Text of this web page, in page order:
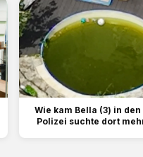
Wie kam Bella (3) in den
Polizei suchte dort